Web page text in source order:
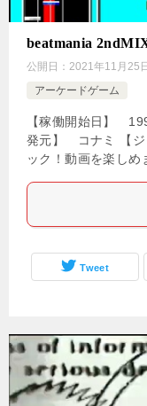
beatmania
公開日： 2021年11月25日
アーケードゲーム
【稼働開始日】
発元】 コナミ 【ジ
ック！動画を楽し
Tweet